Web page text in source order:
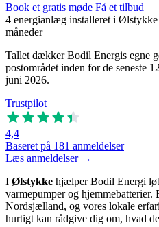
Book et gratis møde Få et tilbud
4 energianlæg installeret i Ølstykke
måneder
Tallet dækker Bodil Energis egne
postområdet inden for de seneste
juni 2026.
Trustpilot
4,4
Baseret på 181 anmeldelser
Læs anmeldelser →
I Ølstykke hjælper Bodil Energi
varmepumper og
Nordsjælland, og vores lokale
hurtigt kan rådgive dig om, hvad